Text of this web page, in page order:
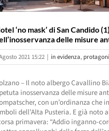
‘no mask’ di San Candido
delle misure
2021 15:22 | in evidenza,
– Il noto albergo Cavallino
inosservanza delle misure
con un’ordinanza che
dell’Alta Pusteria. E già noto
primavera: “Addio inganno-